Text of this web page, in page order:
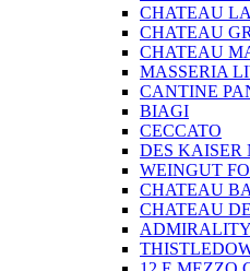
CHATEAU
CHATEAU
CHATEAU
MASSERIA
CANTINE
BIAGI
CECCATO
DES KAISER
WEINGUT
CHATEAU
CHATEAU